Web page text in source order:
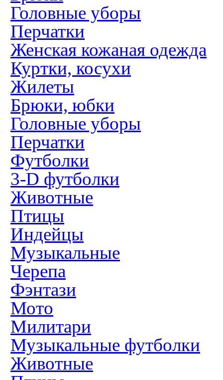
Головные уборы
Перчатки
Женская кожаная одежда
Куртки, косухи
Жилеты
Брюки, юбки
Головные уборы
Перчатки
Футболки
3-D футболки
Животные
Птицы
Индейцы
Музыкальные
Черепа
Фэнтази
Мото
Милитари
Музыкальные футболки
Животные